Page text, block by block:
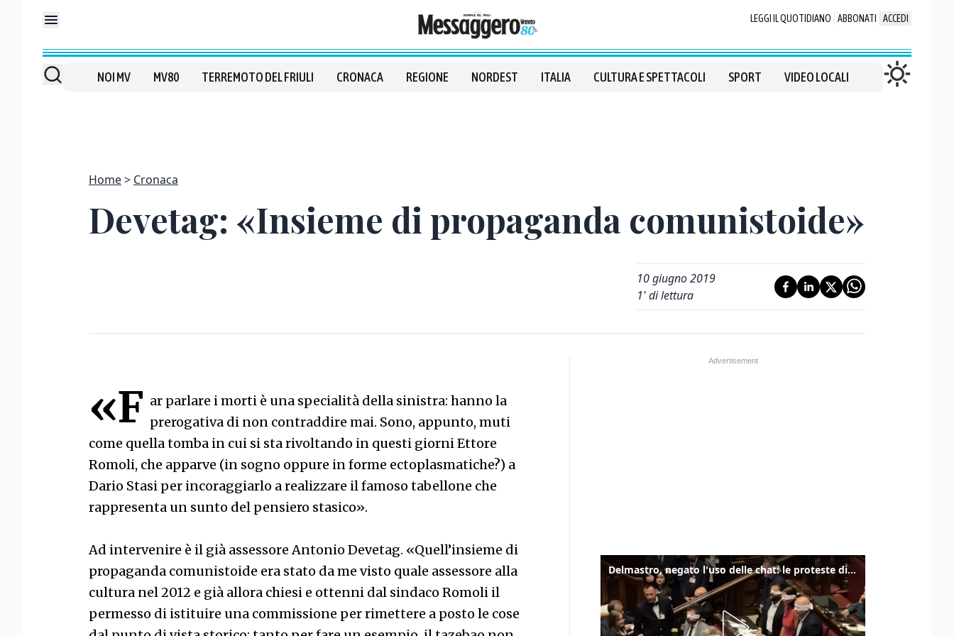
LEGGI IL QUOTIDIANO ABBONATI ACCEDI
NOI MV MV80 TERREMOTO DEL FRIULI CRONACA REGIONE NORDEST ITALIA CULTURA E SPETTACOLI SPORT VIDEO LOCALI
Home Cronaca
Devetag: «Insieme di propaganda comunistoide»
10 giugno 2019
1' di lettura
«F ar parlare i morti è una specialità della sinistra: hanno la
prerogativa di non contraddire mai. Sono, appunto, muti
come quella tomba in cui si sta rivoltando in questi giorni Ettore
Romoli, che apparve (in sogno oppure in forme ectoplasmatiche?) a
Dario Stasi per incoraggiarlo a realizzare il famoso tabellone che
rappresenta un sunto del pensiero stasico».
Ad intervenire è il già assessore Antonio Devetag. «Quell’insieme di
propaganda comunistoide era stato da me visto quale assessore alla
cultura nel 2012 e già allora chiesi e ottenni dal sindaco Romoli il
permesso di istituire una commissione per rimettere a posto le cose
Delmastro, negato l'uso delle chat: le proteste di Avs e M5s